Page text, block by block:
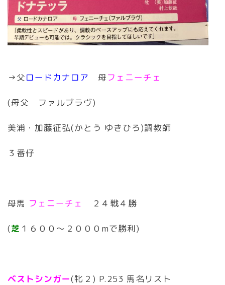
→父ロードカナロア 母フェニーチェ
(母父 ファルブラヴ)
美浦・加藤征弘(かとう ゆきひろ)調教師
３番仔
母馬 フェニーチェ ２４戦４勝
(芝 １６００〜２０００mで勝利)
ベストシンガー(牝２) P.253 馬名リスト